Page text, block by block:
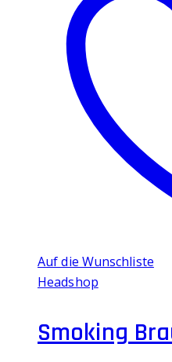
Auf die Wunschliste
Headshop
Smoking